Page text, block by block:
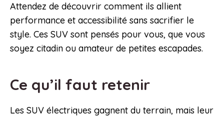
Attendez de découvrir comment ils allient
performance et accessibilité sans sacrifier le
style. Ces SUV sont pensés pour vous, que vous
soyez citadin ou amateur de petites escapades.
Ce qu’il faut retenir
Les SUV électriques gagnent du terrain, mais leur